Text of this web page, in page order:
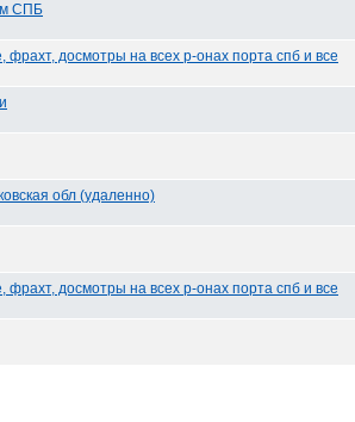
СПБ
досмотры на всех р-онах порта спб и все
обл (удаленно)
досмотры на всех р-онах порта спб и все